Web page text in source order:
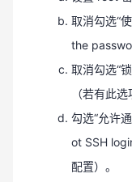
取消勾选“
the
取消勾选“
（若有此
勾选“允许
ot SSH
配置）。